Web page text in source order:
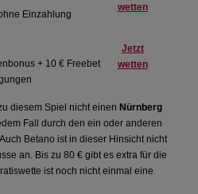
Einzahlung
wetten
+ 10 € Freebet
Jetzt
wetten
diesem Spiel nicht einen Nürnberg
Fall durch den ein oder anderen
Betano ist in dieser Hinsicht nicht
an. Bis zu 80 € gibt es extra für die
ist noch nicht einmal eine